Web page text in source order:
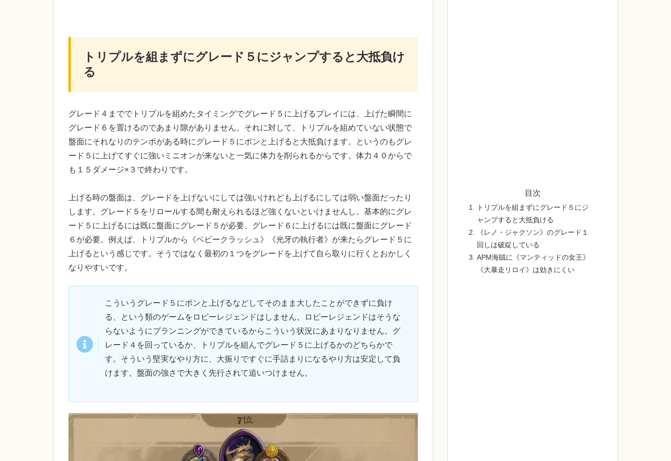
トリプルを組まずにグレード５にジャンプすると大抵負け
る
グレード４まででトリプルを組めたタイミングでグレード５に上げるプレイには、上げた瞬間に
グレード６を置けるのであまり隙がありません。それに対して、トリプルを組めていない状態で
盤面にそれなりのテンポがある時にグレード５にポンと上げると大抵負けます。というのもグレ
ード５に上げてすぐに強いミニオンが来ないと一気に体力を削られるからです。体力４０からで
も１５ダメージ×３で終わりです。
上げる時の盤面は、グレードを上げないにしては強いけれども上げるにしては弱い盤面だったり
します。グレード５をリロールする間も耐えられるほど強くないといけませんし。基本的にグレ
ード５に上げるには既に盤面にグレード５が必要、グレード６に上げるには既に盤面にグレード
６が必要。例えば、トリプルから《ベビークラッシュ》《光牙の執行者》が来たらグレード５に
上げるという感じです。そうではなく最初の１つをグレードを上げて自ら取りに行くとおかしく
なりやすいです。
こういうグレード５にポンと上げるなどしてそのまま大したことができずに負け
る、という類のゲームをロビーレジェンドはしません。ロビーレジェンドはそうな
らないようにプランニングができているからこういう状況にあまりなりません。グ
レード４を回っているか、トリプルを組んでグレード５に上げるかのどちらかで
す。そういう堅実なやり方に、大振りですぐに手詰まりになるやり方は安定して負
けます。盤面の強さで大きく先行されて追いつけません。
目次
トリプルを組まずにグレード５にジ
ャンプすると大抵負ける
《レノ・ジャクソン》のグレード１
回しは破綻している
APM海賊に《マンティッドの女王》
《大暴走リロイ》は効きにくい